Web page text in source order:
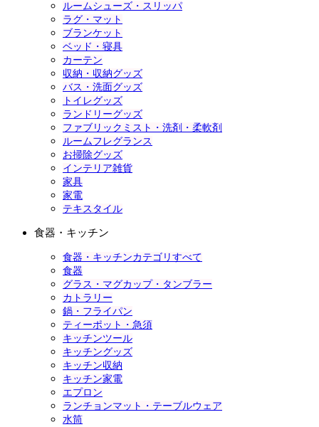
ルームシューズ・スリッパ
ラグ・マット
ブランケット
ベッド・寝具
カーテン
収納・収納グッズ
バス・洗面グッズ
トイレグッズ
ランドリーグッズ
ファブリックミスト・洗剤・柔軟剤
ルームフレグランス
お掃除グッズ
インテリア雑貨
家具
家電
テキスタイル
食器・キッチン
食器・キッチンカテゴリすべて
食器
グラス・マグカップ・タンブラー
カトラリー
鍋・フライパン
ティーポット・急須
キッチンツール
キッチングッズ
キッチン収納
キッチン家電
エプロン
ランチョンマット・テーブルウェア
水筒